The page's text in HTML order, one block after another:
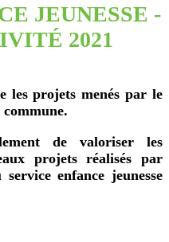
JEUNESSE -
2021
les projets menés par le
commune.
de valoriser les
projets réalisés par
enfance jeunesse